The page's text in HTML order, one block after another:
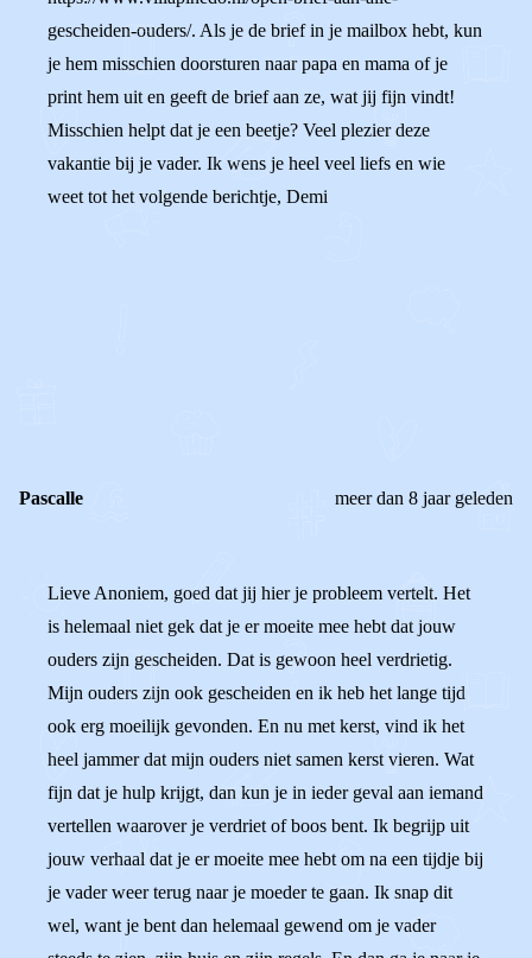
gescheiden-ouders/. Als je de brief in je mailbox hebt, kun
je hem misschien doorsturen naar papa en mama of je
print hem uit en geeft de brief aan ze, wat jij fijn vindt!
Misschien helpt dat je een beetje? Veel plezier deze
vakantie bij je vader. Ik wens je heel veel liefs en wie
weet tot het volgende berichtje, Demi
Pascalle meer dan 8 jaar geleden
Lieve Anoniem, goed dat jij hier je probleem vertelt. Het
is helemaal niet gek dat je er moeite mee hebt dat jouw
ouders zijn gescheiden. Dat is gewoon heel verdrietig.
Mijn ouders zijn ook gescheiden en ik heb het lange tijd
ook erg moeilijk gevonden. En nu met kerst, vind ik het
heel jammer dat mijn ouders niet samen kerst vieren. Wat
fijn dat je hulp krijgt, dan kun je in ieder geval aan iemand
vertellen waarover je verdriet of boos bent. Ik begrijp uit
jouw verhaal dat je er moeite mee hebt om na een tijdje bij
je vader weer terug naar je moeder te gaan. Ik snap dit
wel, want je bent dan helemaal gewend om je vader